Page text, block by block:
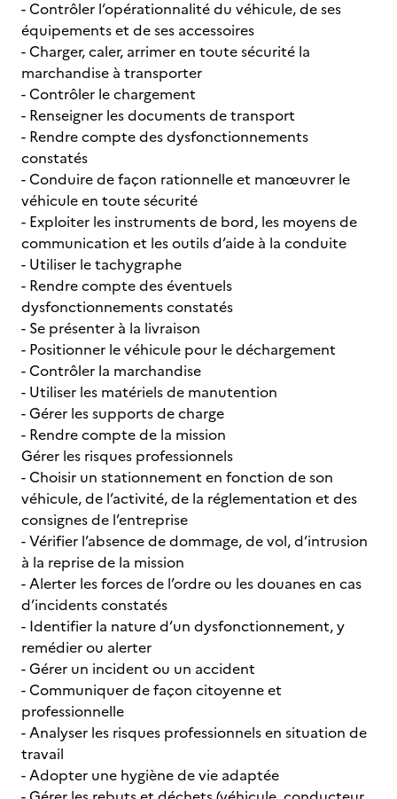
- Contrôler l’opérationnalité du véhicule, de ses
équipements et de ses accessoires
- Charger, caler, arrimer en toute sécurité la
marchandise à transporter
- Contrôler le chargement
- Renseigner les documents de transport
- Rendre compte des dysfonctionnements
constatés
- Conduire de façon rationnelle et manœuvrer le
véhicule en toute sécurité
- Exploiter les instruments de bord, les moyens de
communication et les outils d’aide à la conduite
- Utiliser le tachygraphe
- Rendre compte des éventuels
dysfonctionnements constatés
- Se présenter à la livraison
- Positionner le véhicule pour le déchargement
- Contrôler la marchandise
- Utiliser les matériels de manutention
- Gérer les supports de charge
- Rendre compte de la mission
Gérer les risques professionnels
- Choisir un stationnement en fonction de son
véhicule, de l’activité, de la réglementation et des
consignes de l’entreprise
- Vérifier l’absence de dommage, de vol, d’intrusion
à la reprise de la mission
- Alerter les forces de l’ordre ou les douanes en cas
d’incidents constatés
- Identifier la nature d’un dysfonctionnement, y
remédier ou alerter
- Gérer un incident ou un accident
- Communiquer de façon citoyenne et
professionnelle
- Analyser les risques professionnels en situation de
travail
- Adopter une hygiène de vie adaptée